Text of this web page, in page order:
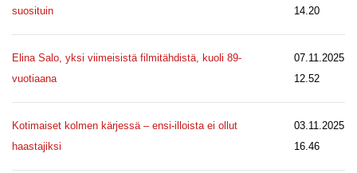
suosituin
14.20
Elina Salo, yksi viimeisistä filmitähdistä, kuoli 89-
vuotiaana
07.11.2025
12.52
Kotimaiset kolmen kärjessä – ensi-illoista ei ollut
haastajiksi
03.11.2025
16.46